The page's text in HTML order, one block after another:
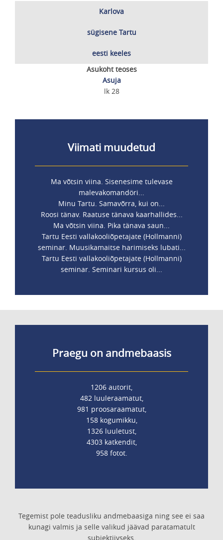
Karlova
sügisene Tartu
eesti keeles
Asukoht teoses
Asuja
lk 28
Viimati muudetud
Ma võtsin viina. Sisenesime tulevase
malevakomandöri...
Minu Tartu. Samavõrra, kui on...
Roosi tänav. Raatuse tänava kaarhallides...
Ma võtsin viina. Pika tänava saun...
Tartu Eesti vallakooliõpetajate (Hollmanni)
seminar. Muusikamaitse harimiseks lubati...
Tartu Eesti vallakooliõpetajate (Hollmanni)
seminar. Seminari kursus oli...
Praegu on andmebaasis
1206 autorit,
482 luuleraamatut,
981 proosaraamatut,
158 kogumikku,
1326 luuletust,
4303 katkendit,
958 fotot.
Tegemist pole teadusliku andmebaasiga ning see ei saa
kunagi valmis ja selle valikud jäävad paratamatult
subjektiivseks.